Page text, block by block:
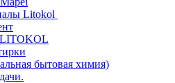
Litokol
бытовая химия)